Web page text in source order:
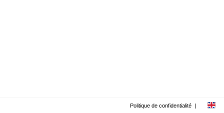
Politique de confidentialité |